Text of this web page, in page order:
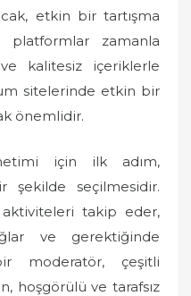
etkin bir tartışma
platformlar zamanla
kalitesiz içeriklerle
sitelerinde etkin bir
önemlidir.
için ilk adım,
şekilde seçilmesidir.
takip eder,
ve gerektiğinde
moderatör, çeşitli
hoşgörülü ve tarafsız